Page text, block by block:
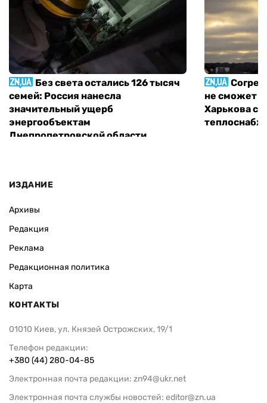
Без света остались 126 тысяч
семей: Россия нанесла
значительный ущерб
энергообъектам
Днепропетровской области
не сможет
Харькова с
ИЗДАНИЕ
Архивы
Редакция
Реклама
Редакционная политика
Карта
КОНТАКТЫ
01010 Киев, ул. Князей Острожских, 19/1
Телефон редакции:
+380 (44) 280-04-85
Электронная почта редакции: zn94@ukr.net
Электронная почта службы новостей: editor@zn.ua